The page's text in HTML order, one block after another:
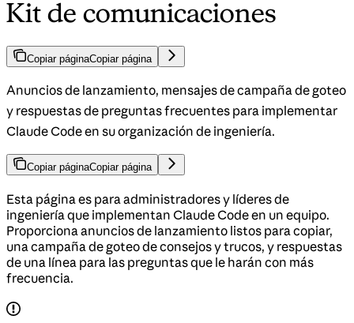
Kit de comunicaciones
Copiar páginaCopiar página
Anuncios de lanzamiento, mensajes de campaña de goteo
y respuestas de preguntas frecuentes para implementar
Claude Code en su organización de ingeniería.
Copiar páginaCopiar página
Esta página es para administradores y líderes de
ingeniería que implementan Claude Code en un equipo.
Proporciona anuncios de lanzamiento listos para copiar,
una campaña de goteo de consejos y trucos, y respuestas
de una línea para las preguntas que le harán con más
frecuencia.